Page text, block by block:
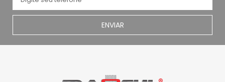
ENVIAR